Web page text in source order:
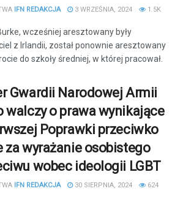
IFN REDAKCJA 3 WRZEŚNIA, 2024 1.5K
wcześniej aresztowany były
z Irlandii, został ponownie aresztowany
do szkoły średniej, w której pracował.
Gwardii Narodowej Armii
walczy o prawa wynikające
Poprawki przeciwko
za wyrażanie osobistego
wobec ideologii LGBT
IFN REDAKCJA 30 SIERPNIA, 2024 624